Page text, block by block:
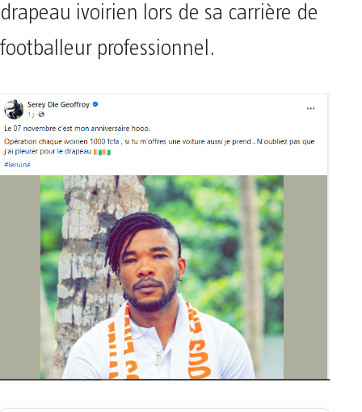
drapeau ivoirien lors de sa carrière de
footballeur professionnel.